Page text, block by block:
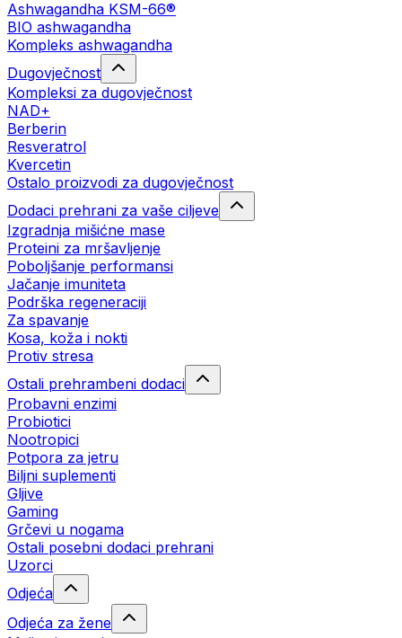
Ashwagandha KSM-66®
BIO ashwagandha
Kompleks ashwagandha
Dugovječnost
Kompleksi za dugovječnost
NAD+
Berberin
Resveratrol
Kvercetin
Ostalo proizvodi za dugovječnost
Dodaci prehrani za vaše ciljeve
Izgradnja mišićne mase
Proteini za mršavljenje
Poboljšanje performansi
Jačanje imuniteta
Podrška regeneraciji
Za spavanje
Kosa, koža i nokti
Protiv stresa
Ostali prehrambeni dodaci
Probavni enzimi
Probiotici
Nootropici
Potpora za jetru
Biljni suplementi
Gljive
Gaming
Grčevi u nogama
Ostali posebni dodaci prehrani
Uzorci
Odjeća
Odjeća za žene